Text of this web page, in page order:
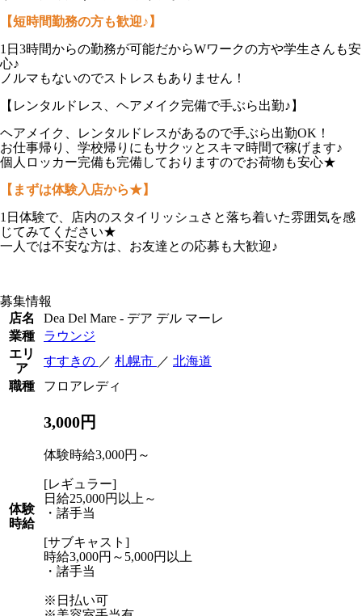
【短時間勤務の方も歓迎♪】
1日3時間からの勤務が可能だからWワークの方や学生さんも安
心♪
ノルマもないのでストレスもありません！
【レンタルドレス、ヘアメイク完備で手ぶら出勤♪】
ヘアメイク、レンタルドレスがあるので手ぶら出勤OK！
お仕事帰り、学校帰りにもサクッとスキマ時間で稼げます♪
個人ロッカー完備も完備しておりますのでお荷物も安心★
【まずは体験入店から★】
1日体験で、店内のスタイリッシュさと落ち着いた雰囲気を感
じてみてください★
一人では不安な方は、お友達との応募も大歓迎♪
募集情報
店名
Dea Del Mare - デア デル マーレ
業種
ラウンジ
エリ
ア
すすきの ／ 札幌市 ／ 北海道
職種
フロアレディ
体験
時給
3,000円
体験時給3,000円～
[レギュラー]
日給25,000円以上～
・諸手当
[サブキャスト]
時給3,000円～5,000円以上
・諸手当
※日払い可